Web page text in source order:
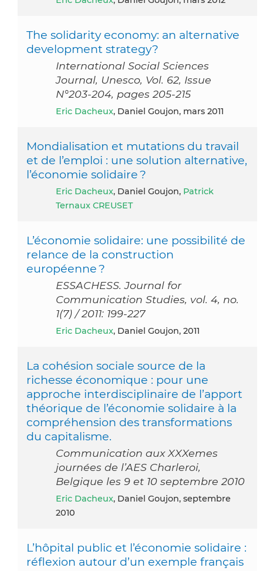
The solidarity economy: an alternative
development strategy?
International Social Sciences
Journal, Unesco, Vol. 62, Issue
N°203-204, pages 205-215
Eric Dacheux, Daniel Goujon, mars 2011
Mondialisation et mutations du travail
et de l’emploi : une solution alternative,
l’économie solidaire ?
Eric Dacheux, Daniel Goujon, Patrick
Ternaux CREUSET
L’économie solidaire: une possibilité de
relance de la construction
européenne ?
ESSACHESS. Journal for
Communication Studies, vol. 4, no.
1(7) / 2011: 199-227
Eric Dacheux, Daniel Goujon, 2011
La cohésion sociale source de la
richesse économique : pour une
approche interdisciplinaire de l’apport
théorique de l’économie solidaire à la
compréhension des transformations
du capitalisme.
Communication aux XXXemes
journées de l’AES Charleroi,
Belgique les 9 et 10 septembre 2010
Eric Dacheux, Daniel Goujon, septembre
2010
L’hôpital public et l’économie solidaire :
réflexion autour d’un exemple français